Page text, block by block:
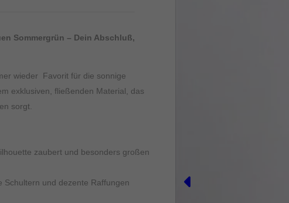
Sommergrün – Dein Abschluß,
wieder Favorit für die sonnige
exklusiven, fließenden Material, das
sorgt.
zaubert und besonders großen
Schultern und dezente Raffungen
um unser Angebot nutzerfreundlicher zu gestalten. Einige sind für
Optimierung der Webseite sowie der Personalisierung und der
kein adäquates Schutzniveau i.S.d. DSGVO bieten, verarbeitet werden